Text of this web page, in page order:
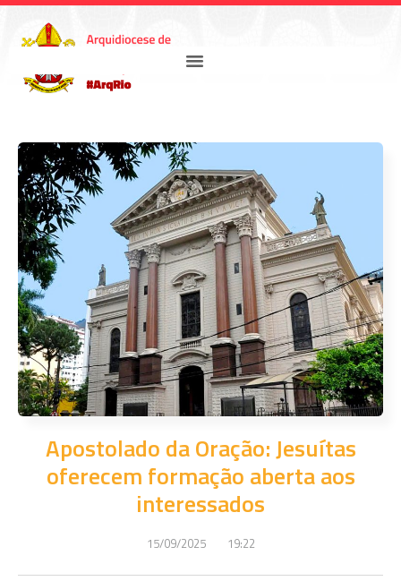
Apostolado da Oração: Jesuítas
oferecem formação aberta aos
interessados
15/09/2025 19:22